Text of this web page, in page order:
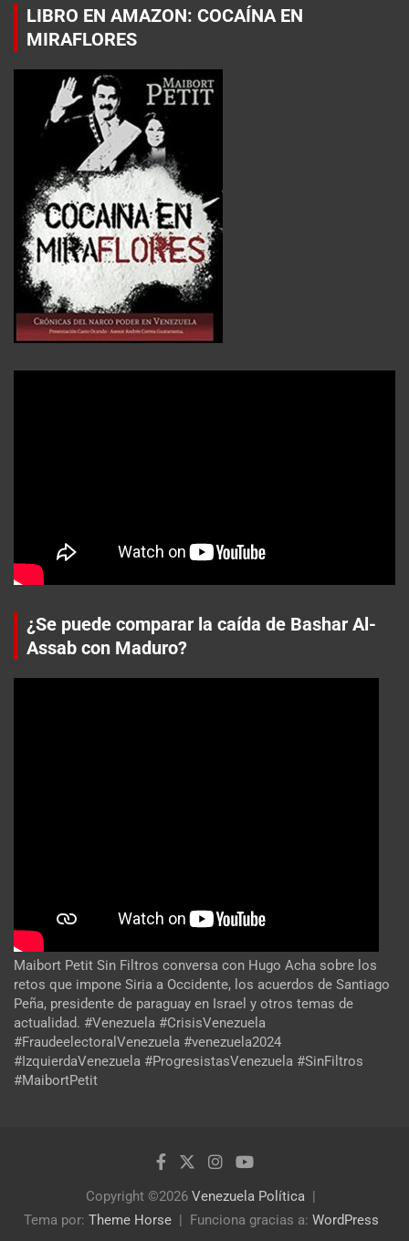
LIBRO EN AMAZON: COCAÍNA EN
MIRAFLORES
¿Se puede comparar la caída de Bashar Al-
Assab con Maduro?
Maibort Petit Sin Filtros conversa con Hugo Acha sobre los
retos que impone Siria a Occidente, los acuerdos de Santiago
Peña, presidente de paraguay en Israel y otros temas de
actualidad. #Venezuela #CrisisVenezuela
#FraudeelectoralVenezuela #venezuela2024
#IzquierdaVenezuela #ProgresistasVenezuela #SinFiltros
#MaibortPetit
Copyright ©2026 Venezuela Política
Tema por: Theme Horse Funciona gracias a: WordPress